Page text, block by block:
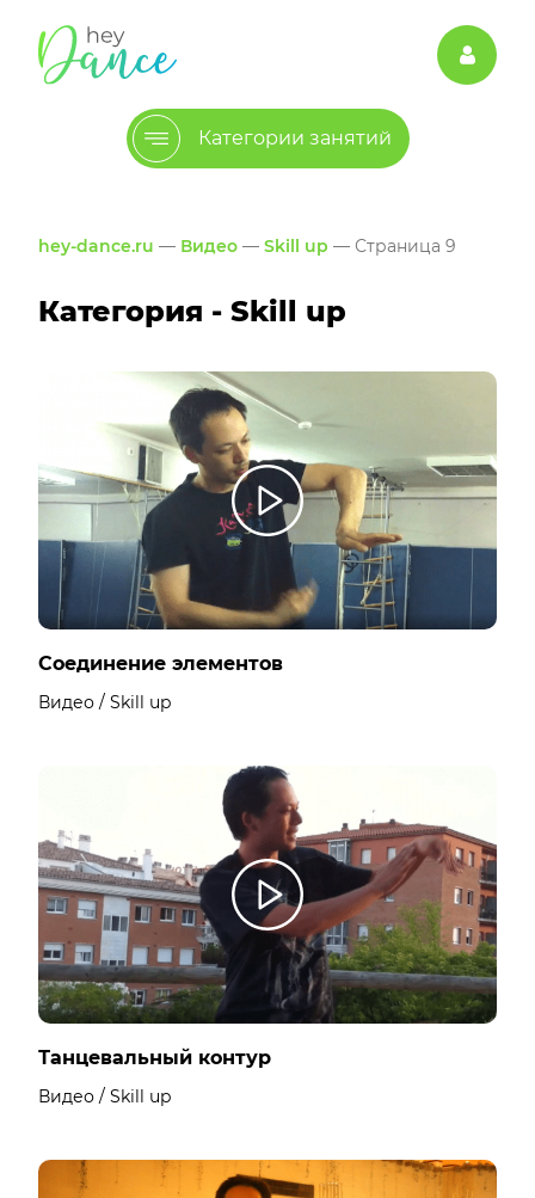
Категории занятий
hey-dance.ru — Видео — Skill up — Страница 9
Категория - Skill up
Соединение элементов
Видео / Skill up
Танцевальный контур
Видео / Skill up